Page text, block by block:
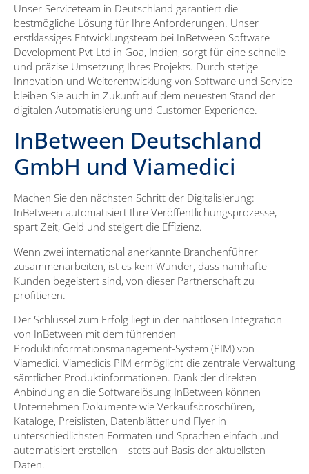
Unser Serviceteam in Deutschland garantiert die
bestmögliche Lösung für Ihre Anforderungen. Unser
erstklassiges Entwicklungsteam bei InBetween Software
Development Pvt Ltd in Goa, Indien, sorgt für eine schnelle
und präzise Umsetzung Ihres Projekts. Durch stetige
Innovation und Weiterentwicklung von Software und Service
bleiben Sie auch in Zukunft auf dem neuesten Stand der
digitalen Automatisierung und Customer Experience.
InBetween Deutschland
GmbH und Viamedici
Machen Sie den nächsten Schritt der Digitalisierung:
InBetween automatisiert Ihre Veröffentlichungsprozesse,
spart Zeit, Geld und steigert die Effizienz.
Wenn zwei international anerkannte Branchenführer
zusammenarbeiten, ist es kein Wunder, dass namhafte
Kunden begeistert sind, von dieser Partnerschaft zu
profitieren.
Der Schlüssel zum Erfolg liegt in der nahtlosen Integration
von InBetween mit dem führenden
Produktinformationsmanagement-System (PIM) von
Viamedici. Viamedicis PIM ermöglicht die zentrale Verwaltung
sämtlicher Produktinformationen. Dank der direkten
Anbindung an die Softwarelösung InBetween können
Unternehmen Dokumente wie Verkaufsbroschüren,
Kataloge, Preislisten, Datenblätter und Flyer in
unterschiedlichsten Formaten und Sprachen einfach und
automatisiert erstellen – stets auf Basis der aktuellsten
Daten.